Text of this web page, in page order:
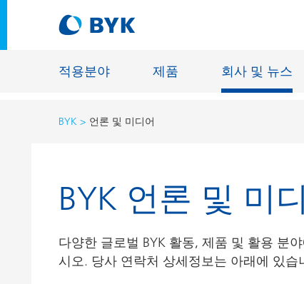
적용분야 제품 회사 및 뉴스
적용분야에 따른 제품 추천
접착제 및 실란트
자동차 OEM 도료
에너
바닥재
BYK 언론 및 미디어
BYK 언론 및 미
다양한 글로벌 BYK 활동, 제품 및 활용 분
시오. 당사 연락처 상세정보는 아래에 있습